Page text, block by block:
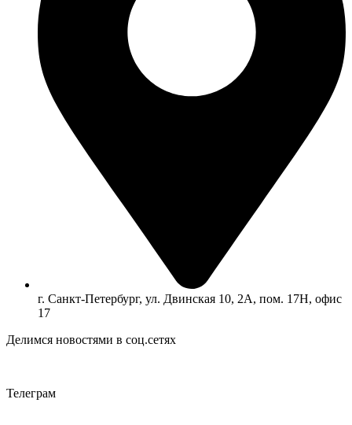
г. Санкт-Петербург, ул. Двинская 10, 2А, пом. 17Н, офис
17
Делимся новостями в соц.сетях
Телеграм